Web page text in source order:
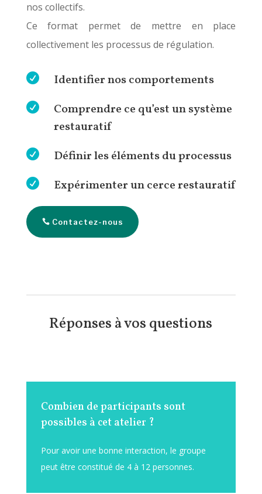
nos collectifs.
Ce format permet de mettre en place
collectivement les processus de régulation.
 Identifier nos comportements

Comprendre ce qu’est un système
restauratif
 Définir les éléments du processus
 Expérimenter un cerce restauratif
Contactez-nous
Réponses à vos questions
Combien de participants sont
possibles à cet atelier ?
Pour avoir une bonne interaction, le groupe
peut être constitué de 4 à 12 personnes.